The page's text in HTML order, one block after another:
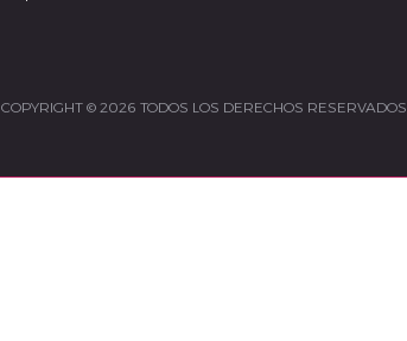
COPYRIGHT © 2026 TODOS LOS DERECHOS RESERVADOS.